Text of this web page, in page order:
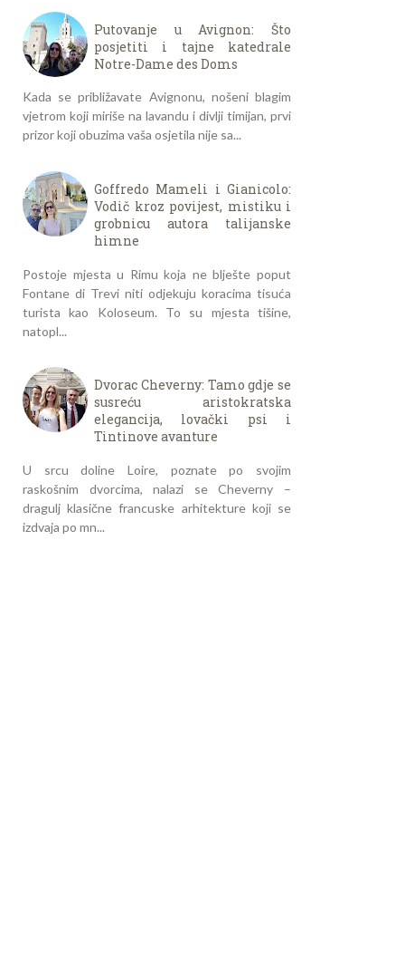
Putovanje u Avignon: Što
posjetiti i tajne katedrale
Notre-Dame des Doms
Kada se približavate Avignonu, nošeni blagim
vjetrom koji miriše na lavandu i divlji timijan, prvi
prizor koji obuzima vaša osjetila nije sa...
Goffredo Mameli i Gianicolo:
Vodič kroz povijest, mistiku i
grobnicu autora talijanske
himne
Postoje mjesta u Rimu koja ne blješte poput
Fontane di Trevi niti odjekuju koracima tisuća
turista kao Koloseum. To su mjesta tišine,
natopl...
Dvorac Cheverny: Tamo gdje se
susreću aristokratska
elegancija, lovački psi i
Tintinove avanture
U srcu doline Loire, poznate po svojim
raskošnim dvorcima, nalazi se Cheverny –
dragulj klasične francuske arhitekture koji se
izdvaja po mn...